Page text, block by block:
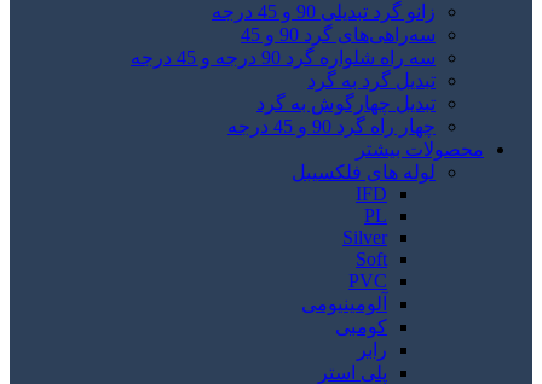
زانو گرد تبدیلی 90 و 45 درجه
سه‌راهی‌های گرد 90 و 45
سه راه شلواره گرد 90 درجه و 45 درجه
تبدیل گرد به گرد
تبدیل چهارگوش به گرد
چهار راه گرد 90 و 45 درجه
محصولات بیشتر
لوله های فلکسیبل
IFD
PL
Silver
Soft
PVC
آلومینیومی
کومبی
رابر
پلی استر